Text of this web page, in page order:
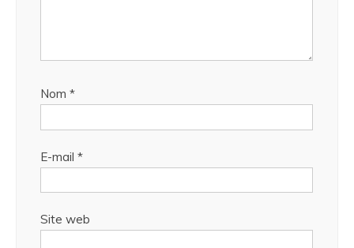
Nom *
E-mail *
Site web